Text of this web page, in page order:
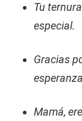
Tu
especial.
Gracias
Mamá,